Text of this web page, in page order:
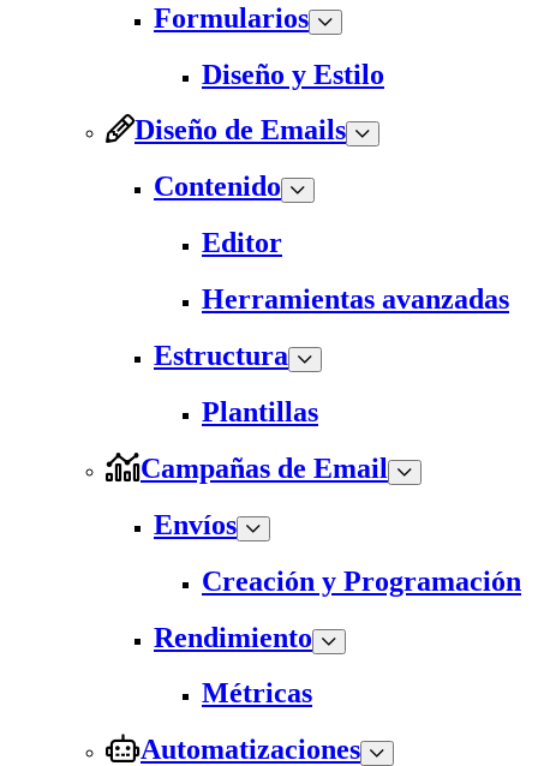
Formularios
Diseño y Estilo
Diseño de Emails
Contenido
Editor
Herramientas avanzadas
Estructura
Plantillas
Campañas de Email
Envíos
Creación y Programación
Rendimiento
Métricas
Automatizaciones